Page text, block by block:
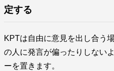
定する
KPTは自由に意見を出し合う
の人に発言が偏ったりしない
ーを置きます。